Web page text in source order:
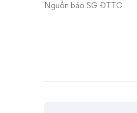
Nguồn báo SG ĐTTC